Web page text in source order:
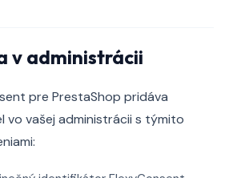
v administrácii
pre PrestaShop pridáva
vo vašej administrácii s týmito